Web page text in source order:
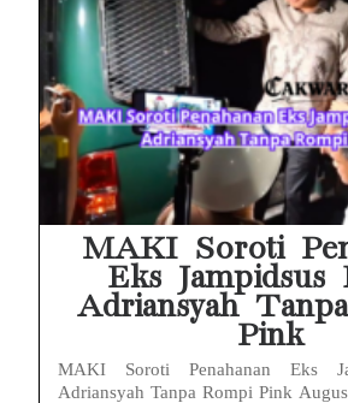
MAKI Soroti
Eks Jampidsus
Adriansyah
Pink
MAKI Soroti Penahanan Eks
Adriansyah Tanpa Rompi Pink